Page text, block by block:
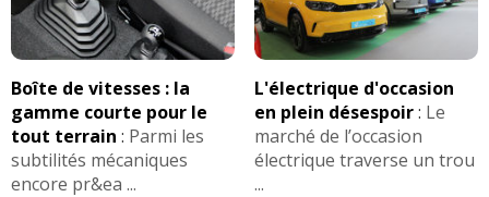
Boîte de vitesses : la
gamme courte pour le
tout terrain : Parmi les
subtilités mécaniques
encore pr&ea ...
L'électrique d'occasion
en plein désespoir: Le
marché de l’occasion
électrique traverse un trou
...